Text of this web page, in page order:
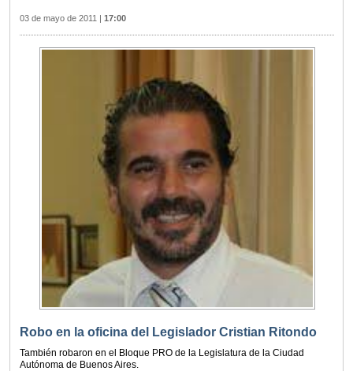
03 de mayo de 2011 17:00
Robo en la oficina del Legislador Cristian Ritondo
También robaron en el Bloque PRO de la Legislatura de la Ciudad
Autónoma de Buenos Aires.